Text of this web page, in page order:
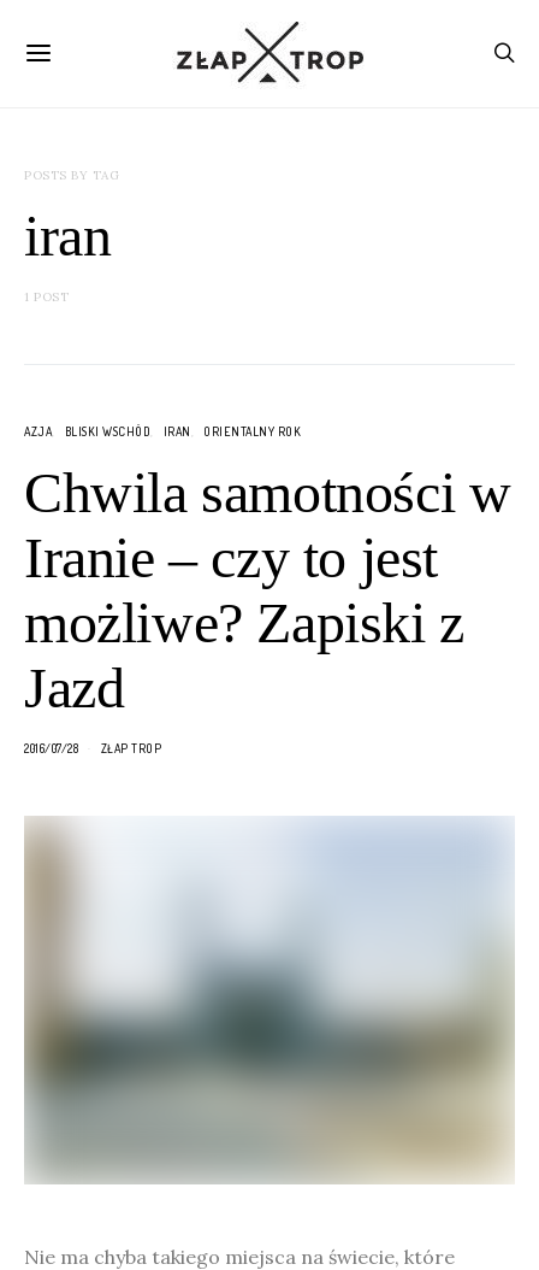
POSTS BY TAG
iran
1 POST
AZJA BLISKI WSCHÓD IRAN ORIENTALNY ROK
Chwila samotności w
Iranie – czy to jest
możliwe? Zapiski z
Jazd
2016/07/28 ZŁAP TROP
Nie ma chyba takiego miejsca na świecie, które